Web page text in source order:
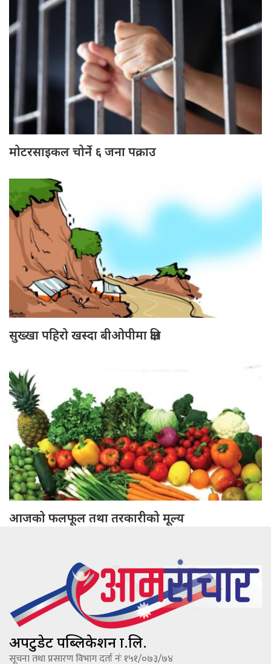
मोटरसाइकल चोर्ने ६ जना पक्राउ
सुख्खा पहिरो खस्दा बीओपीमा क्षति
आजको फलफूल तथा तरकारीको मूल्य
अपटुडेट पब्लिकेशन प्रा.लि.
सूचना तथा प्रसारण विभाग दर्ता नंः १५१/०७३/७४